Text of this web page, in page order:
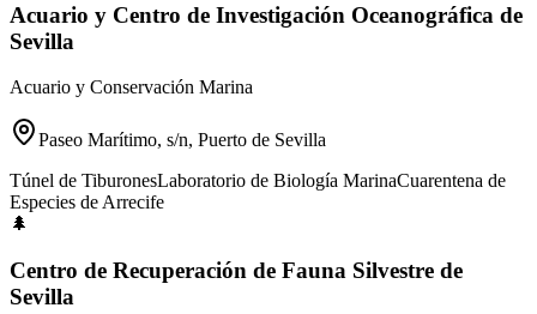
Acuario y Centro de Investigación Oceanográfica de
Sevilla
Acuario y Conservación Marina
Paseo Marítimo, s/n, Puerto de Sevilla
Túnel de TiburonesLaboratorio de Biología MarinaCuarentena de
Especies de Arrecife
🌲
Centro de Recuperación de Fauna Silvestre de
Sevilla